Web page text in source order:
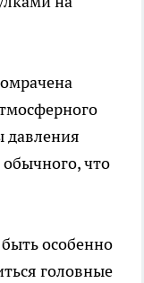
давления
что
особенно
головные